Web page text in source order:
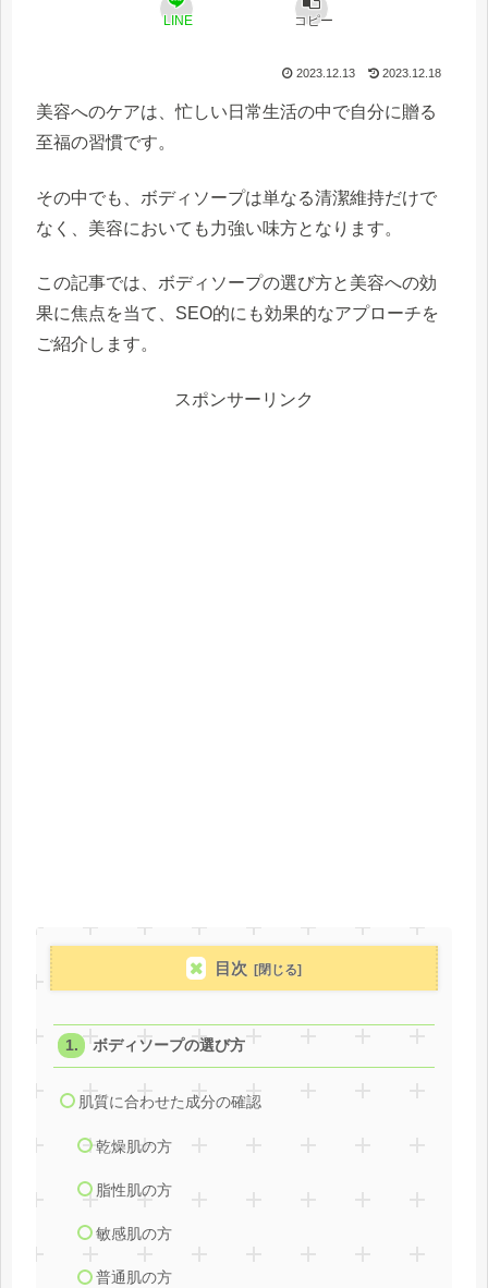
LINE コピー
2023.12.13 2023.12.18
美容へのケアは、忙しい日常生活の中で自分に贈る
至福の習慣です。
その中でも、ボディソープは単なる清潔維持だけで
なく、美容においても力強い味方となります。
この記事では、ボディソープの選び方と美容への効
果に焦点を当て、SEO的にも効果的なアプローチを
ご紹介します。
スポンサーリンク
目次
ボディソープの選び方
肌質に合わせた成分の確認
乾燥肌の方
脂性肌の方
敏感肌の方
普通肌の方